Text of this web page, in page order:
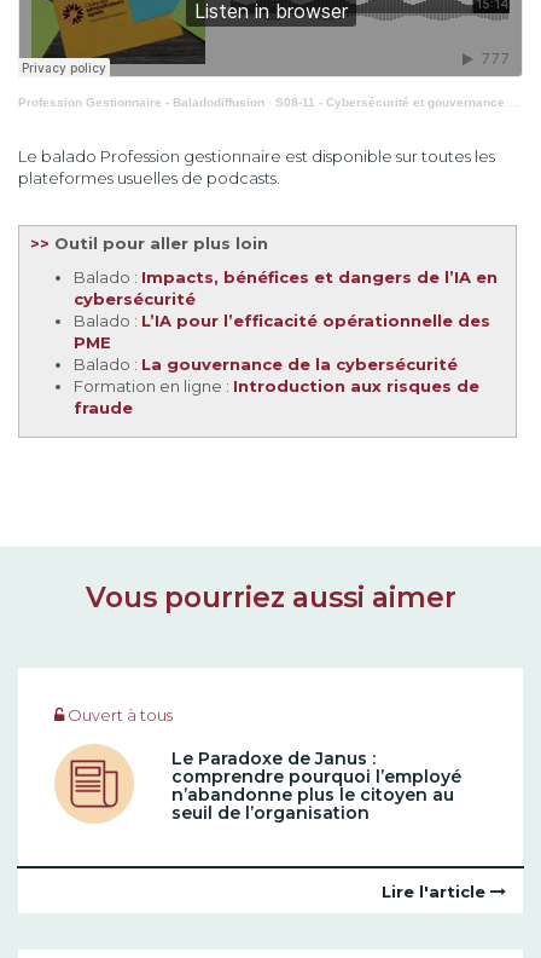
Profession Gestionnaire - Baladodiffusion · S08-11 - Cybersécurité et gouvernance : un risque pour lequel les administrateurs signent également
Le balado Profession gestionnaire est disponible sur toutes les
plateformes usuelles de podcasts.
>> Outil pour aller plus loin
Balado : Impacts, bénéfices et dangers de l’IA en
cybersécurité
Balado : L’IA pour l’efficacité opérationnelle des
PME
Balado : La gouvernance de la cybersécurité
Formation en ligne : Introduction aux risques de
fraude
Vous pourriez aussi aimer
Ouvert à tous
Le Paradoxe de Janus :
comprendre pourquoi l’employé
n’abandonne plus le citoyen au
seuil de l’organisation
Lire l'article